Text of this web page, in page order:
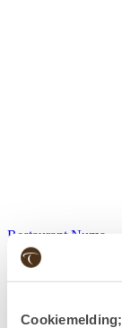
Restaurant Numa